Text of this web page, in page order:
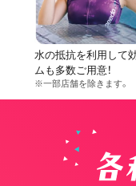
水の抵抗を利用して
ムも多数ご用意！
※一部店舗を除きます。